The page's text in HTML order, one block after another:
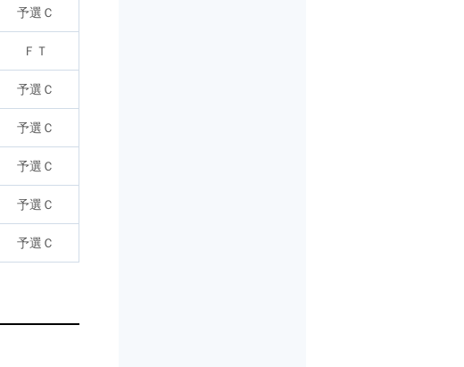
予選Ｃ
ＦＴ
予選Ｃ
予選Ｃ
予選Ｃ
予選Ｃ
予選Ｃ